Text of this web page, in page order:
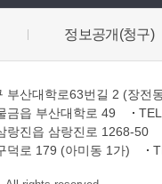
정보공개(청구)
부산대학로63번길 2 (장전
금읍 부산대학로 49
랑진읍 삼랑진로 1268-50
덕로 179 (아미동 1가)